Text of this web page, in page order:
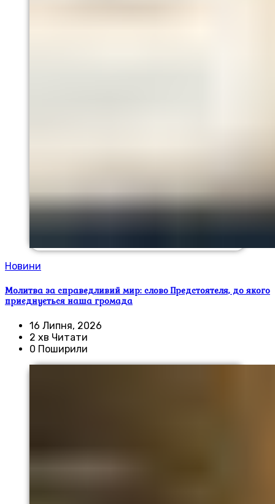
Новини
Молитва за справедливий мир: слово Предстоятеля, до якого
приєднується наша громада
16 Липня, 2026
2 хв Читати
0 Поширили